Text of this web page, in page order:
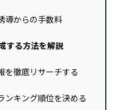
導からの手数料
する方法を解説
を徹底リサーチする
ンキング順位を決める